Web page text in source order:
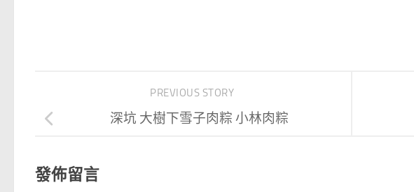
PREVIOUS STORY
深坑 大樹下雪子肉粽 小林肉粽
發佈留言